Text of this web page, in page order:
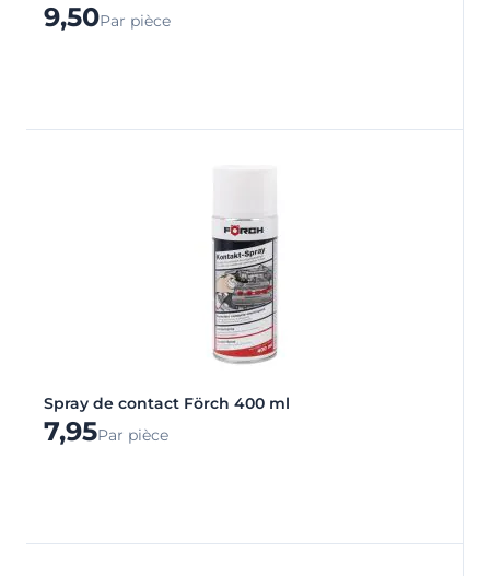
9,50Par pièce
Spray de contact Förch 400 ml
7,95Par pièce